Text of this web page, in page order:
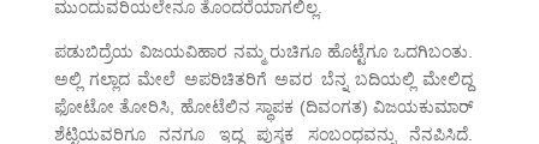
ಮುಂದುವರಿಯಲೇನೂ ತೊಂದರೆಯಾಗಲಿಲ್ಲ.
ಪಡುಬಿದ್ರೆಯ ವಿಜಯವಿಹಾರ ನಮ್ಮ ರುಚಿಗೂ ಹೊಟ್ಟೆಗೂ ಒದಗಿಬಂತು.
ಅಲ್ಲಿ ಗಲ್ಲಾದ ಮೇಲೆ ಅಪರಿಚಿತರಿಗೆ ಅವರ ಬೆನ್ನ ಬದಿಯಲ್ಲಿ ಮೇಲಿದ್ದ
ಫೋಟೋ ತೋರಿಸಿ, ಹೋಟೆಲಿನ ಸ್ಥಾಪಕ (ದಿವಂಗತ) ವಿಜಯಕುಮಾರ್
ಶೆಟ್ಟಿಯವರಿಗೂ ನನಗೂ ಇದ್ದ ಪುಸ್ತಕ ಸಂಬಂಧವನ್ನು ನೆನಪಿಸಿದೆ.